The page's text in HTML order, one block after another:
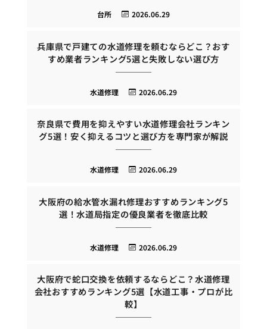
2026.06.29
台所
兵庫県で戸建ての水道修理を頼むならどこ？おす
すめ業者ランキング5選と失敗しない選び方
2026.06.29
水道修理
奈良県で費用を抑えやすい水道修理会社ランキン
グ5選！安く抑えるコツと選び方を専門家が解説
2026.06.29
水道修理
大阪府の給水管水漏れ修理おすすめランキング5
選！水道局指定の優良業者を徹底比較
2026.06.29
水道修理
大阪府で蛇口交換を依頼するならどこ？水道修理
会社おすすめランキング5選【水道工事・プロが比
較】